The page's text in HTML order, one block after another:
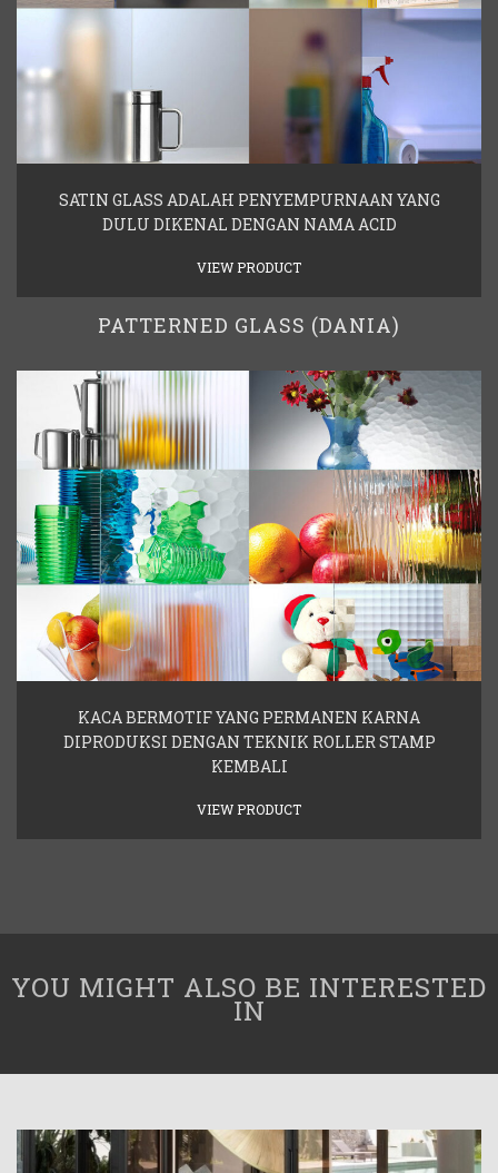
SATIN GLASS ADALAH PENYEMPURNAAN YANG
DULU DIKENAL DENGAN NAMA ACID
VIEW PRODUCT
PATTERNED GLASS (DANIA)
KACA BERMOTIF YANG PERMANEN KARNA
DIPRODUKSI DENGAN TEKNIK ROLLER STAMP
KEMBALI
VIEW PRODUCT
YOU MIGHT ALSO BE INTERESTED
IN